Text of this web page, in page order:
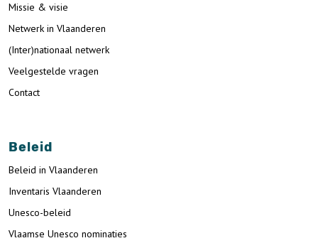
Missie & visie
Netwerk in Vlaanderen
(Inter)nationaal netwerk
Veelgestelde vragen
Contact
Beleid
Beleid in Vlaanderen
Inventaris Vlaanderen
Unesco-beleid
Vlaamse Unesco nominaties